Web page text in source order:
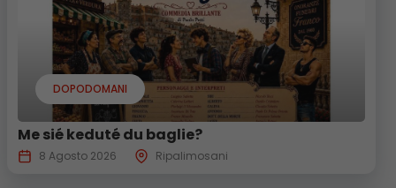
DOPODOMANI
Me sié keduté du baglie?
8 Agosto 2026 Ripalimosani